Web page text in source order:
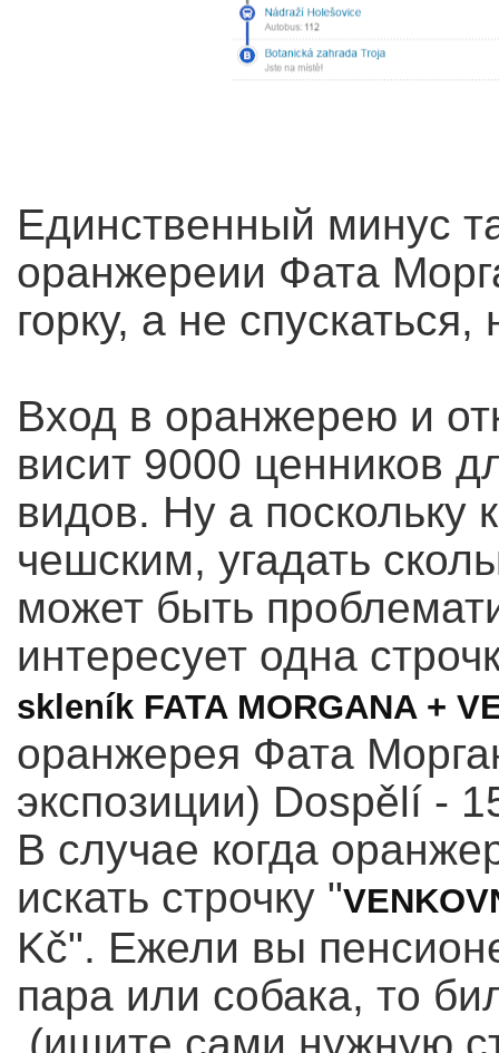
Единственный минус
оранжереии Фата
горку, а не
Вход в оранжерею и
висит 9000 ценников
видов. Ну а поскольку
чешским, угадать
может быть
интересует одна
skleník FATA MORGANA +
оранжерея Фата
экспозиции) Dospělí -
В случае когда
искать строчку "
Kč". Ежели вы
пара или собака, то
(ищите сами нужную